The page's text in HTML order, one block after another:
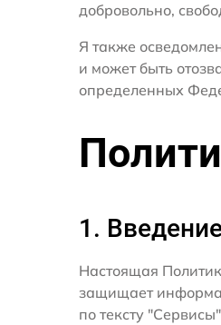
добровольно,
Я также
и может быть
определенных
1.
Настоящая
защищает
по тексту